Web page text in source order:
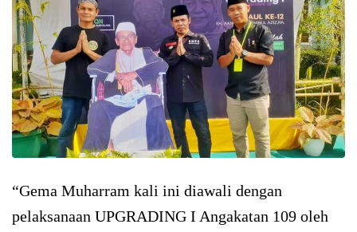
“Gema Muharram kali ini diawali dengan
pelaksanaan UPGRADING I Angakatan 109 oleh